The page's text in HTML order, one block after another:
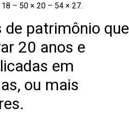
– 50 × 20 – 54 × 27.
de patrimônio que
20 anos e
em
ou mais